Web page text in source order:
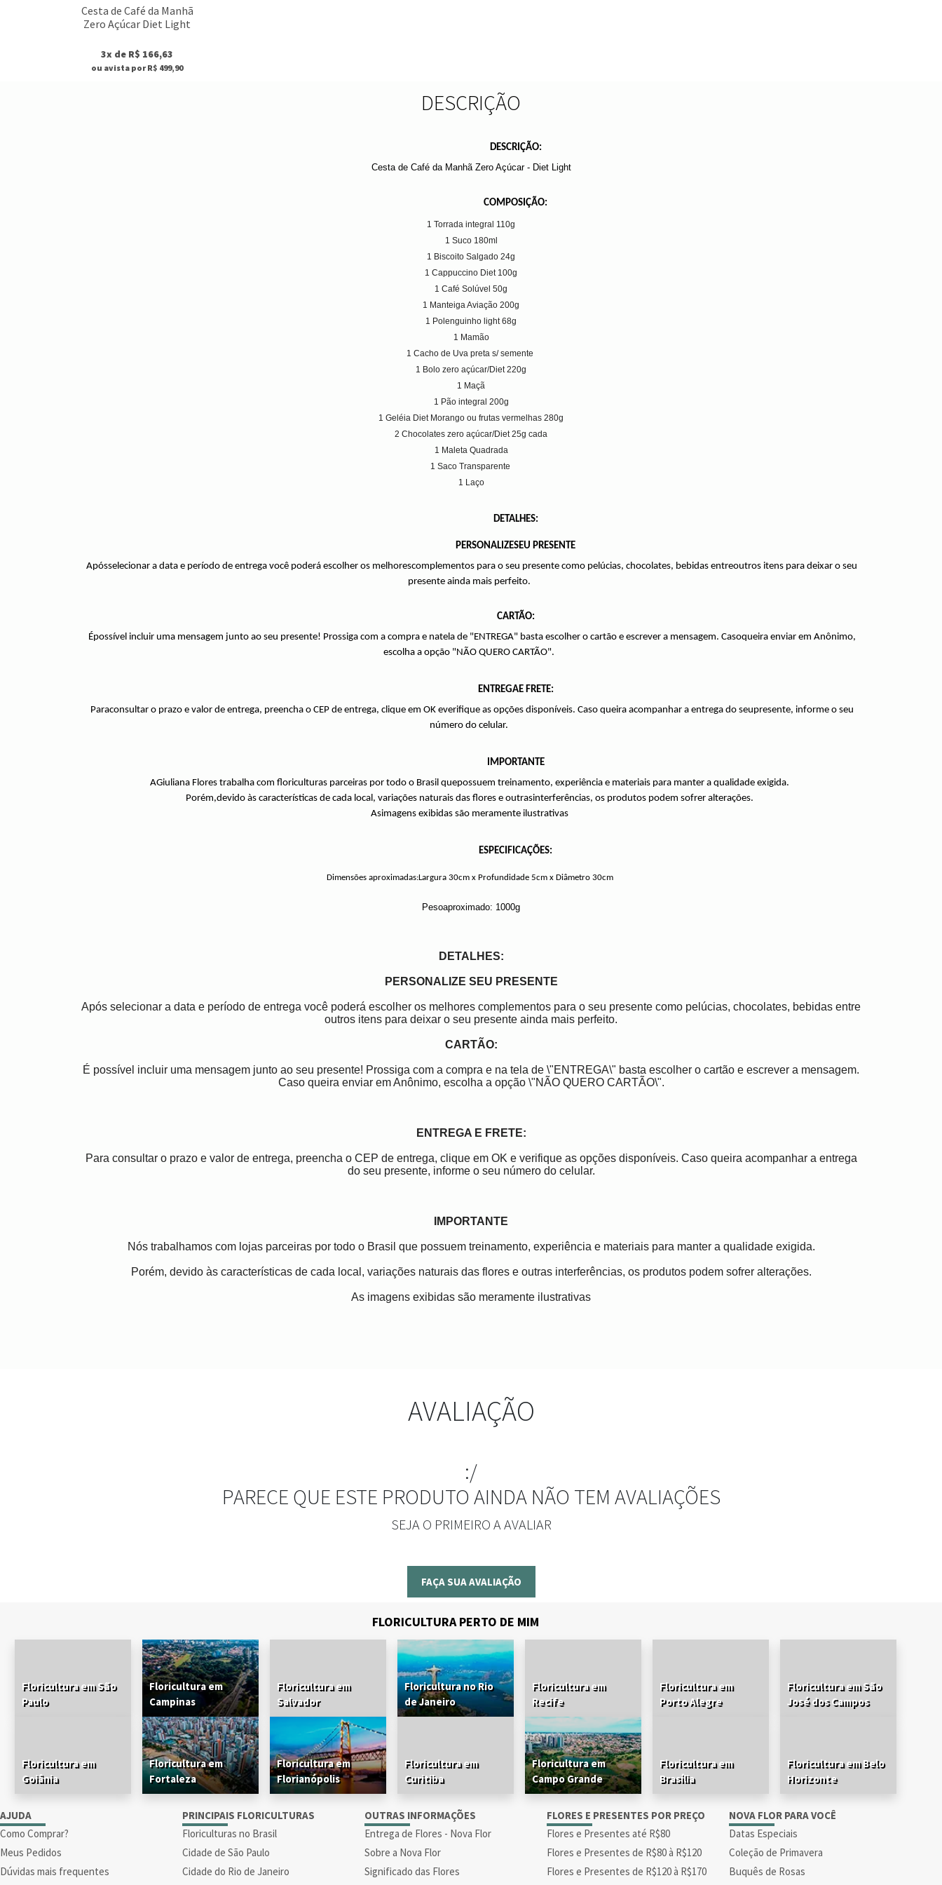
Cesta de Café da Manh
Zero Açúcar Diet Light
3x de R$ 166,63
ou avista por R$ 499,90
DESCRIÇÃO
DESCRIÇÃO:
Cesta de Café da Manhã Zero Açúcar - Diet Light
COMPOSIÇÃO:
1 Torrada integral 110g
1 Suco 180ml
1 Biscoito Salgado 24g
1 Cappuccino Diet 100g
1 Café Solúvel 50g
1 Manteiga Aviação 200g
1 Polenguinho light 68g
1 Mamão
1 Cacho de Uva preta s/ semente
1 Bolo zero açúcar/Diet 220g
1 Maç
1 Pão integral 200g
1 Geléia Diet Morango ou frutas vermelhas 280g
2 Chocolates zero açúcar/Diet 25g cada
1 Maleta Quadrada
1 Saco Transparente
1 Laço
DETALHES:
PERSONALIZESEU PRESENTE
Apósselecionar a data e período de entrega você poderá escolher os melhorescomplementos para o seu presente como pelúcias, chocolates, bebidas entreoutros itens para deixar o seu
presente ainda mais perfeito.
CARTÃO:
Épossível incluir uma mensagem junto ao seu presente! Prossiga com a compra e natela de "ENTREGA" basta escolher o cartão e escrever a mensagem. Casoqueira enviar em Anônimo,
escolha a opção "NÃO QUERO CARTÃO".
ENTREGAE FRETE:
Paraconsultar o prazo e valor de entrega, preencha o CEP de entrega, clique em OK everifique as opções disponíveis. Caso queira acompanhar a entrega do seupresente, informe o seu
número do celular.
IMPORTANTE
AGiuliana Flores trabalha com floriculturas parceiras por todo o Brasil quepossuem treinamento, experiência e materiais para manter a qualidade exigida.
Porém,devido às características de cada local, variações naturais das flores e outrasinterferências, os produtos podem sofrer alterações.
Asimagens exibidas são meramente ilustrativas
ESPECIFICAÇÕES:
Dimensões aproximadas:Largura 30cm x Profundidade 5cm x Diâmetro 30cm
Pesoaproximado: 1000g
DETALHES:
PERSONALIZE SEU PRESENTE
Após selecionar a data e período de entrega você poderá escolher os melhores complementos para o seu presente como pelúcias, chocolates, bebidas entre
outros itens para deixar o seu presente ainda mais perfeito.
CARTÃO:
É possível incluir uma mensagem junto ao seu presente! Prossiga com a compra e na tela de \"ENTREGA\" basta escolher o cartão e escrever a mensagem.
Caso queira enviar em Anônimo, escolha a opção \"NÃO QUERO CARTÃO\".
ENTREGA E FRETE:
Para consultar o prazo e valor de entrega, preencha o CEP de entrega, clique em OK e verifique as opções disponíveis. Caso queira acompanhar a entrega
do seu presente, informe o seu número do celular.
IMPORTANTE
Nós trabalhamos com lojas parceiras por todo o Brasil que possuem treinamento, experiência e materiais para manter a qualidade exigida.
Porém, devido às características de cada local, variações naturais das flores e outras interferências, os produtos podem sofrer alterações.
As imagens exibidas são meramente ilustrativas
AVALIAÇÃO
:/
PARECE QUE ESTE PRODUTO AINDA NÃO TEM AVALIAÇÕES
SEJA O PRIMEIRO A AVALIAR
FAÇA SUA AVALIAÇÃO
FLORICULTURA PERTO DE MIM
Floricultura em São
Paulo
Floricultura em
Campinas
Floricultura em
Salvador
Floricultura no Rio
de Janeiro
Floricultura em
Recife
Floricultura em
Porto Alegre
Floricultura em São
José dos Campos
Floricultura em
Goiânia
Floricultura em
Fortaleza
Floricultura em
Florianópolis
Floricultura em
Curitiba
Floricultura em
Campo Grande
Floricultura em
Brasília
Floricultura em Belo
Horizonte
AJUDA
Como Comprar?
Meus Pedidos
Dúvidas mais frequentes
PRINCIPAIS FLORICULTURAS
Floriculturas no Brasil
Cidade de São Paulo
Cidade do Rio de Janeiro
OUTRAS INFORMAÇÕES
Entrega de Flores - Nova Flor
Sobre a Nova Flor
Significado das Flores
FLORES E PRESENTES POR PREÇO
Flores e Presentes até R$80
Flores e Presentes de R$80 à R$120
Flores e Presentes de R$120 à R$170
NOVA FLOR PARA VOCÊ
Datas Especiais
Coleção de Primavera
Buquês de Rosas